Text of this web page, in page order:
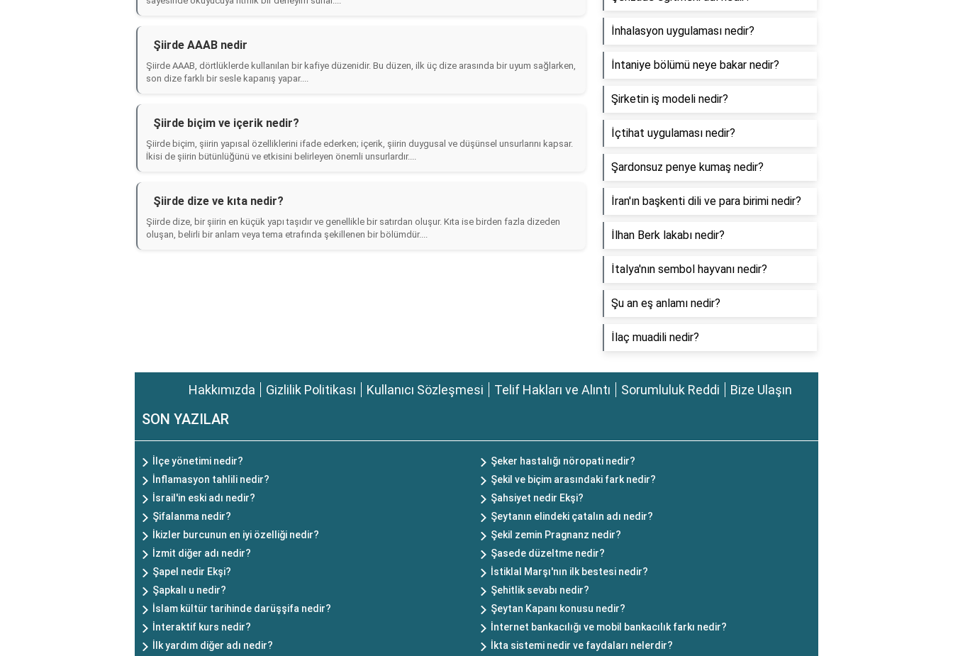
Şiirde AAAB nedir
Şiirde AAAB, dörtlüklerde kullanılan bir kafiye düzenidir. Bu düzen, ilk üç dize arasında bir uyum sağlarken,
son dize farklı bir sesle kapanış yapar....
Şiirde biçim ve içerik nedir?
Şiirde biçim, şiirin yapısal özelliklerini ifade ederken; içerik, şiirin duygusal ve düşünsel unsurlarını kapsar.
İkisi de şiirin bütünlüğünü ve etkisini belirleyen önemli unsurlardır....
Şiirde dize ve kıta nedir?
Şiirde dize, bir şiirin en küçük yapı taşıdır ve genellikle bir satırdan oluşur. Kıta ise birden fazla dizeden
oluşan, belirli bir anlam veya tema etrafında şekillenen bir bölümdür....
İnhalasyon uygulaması nedir?
İntaniye bölümü neye bakar nedir?
Şirketin iş modeli nedir?
İçtihat uygulaması nedir?
Şardonsuz penye kumaş nedir?
İran'ın başkenti dili ve para birimi nedir?
İlhan Berk lakabı nedir?
İtalya'nın sembol hayvanı nedir?
Şu an eş anlamı nedir?
İlaç muadili nedir?
Hakkımızda Gizlilik Politikası Kullanıcı Sözleşmesi Telif Hakları ve Alıntı Sorumluluk Reddi Bize Ulaşın
SON YAZILAR
İlçe yönetimi nedir?
Şeker hastalığı nöropati nedir?
İnflamasyon tahlili nedir?
Şekil ve biçim arasındaki fark nedir?
İsrail'in eski adı nedir?
Şahsiyet nedir Ekşi?
Şifalanma nedir?
Şeytanın elindeki çatalın adı nedir?
İkizler burcunun en iyi özelliği nedir?
Şekil zemin Pragnanz nedir?
İzmit diğer adı nedir?
Şasede düzeltme nedir?
Şapel nedir Ekşi?
İstiklal Marşı'nın ilk bestesi nedir?
Şapkalı u nedir?
Şehitlik sevabı nedir?
İslam kültür tarihinde darüşşifa nedir?
Şeytan Kapanı konusu nedir?
İnteraktif kurs nedir?
İnternet bankacılığı ve mobil bankacılık farkı nedir?
İlk yardım diğer adı nedir?
İkta sistemi nedir ve faydaları nelerdir?